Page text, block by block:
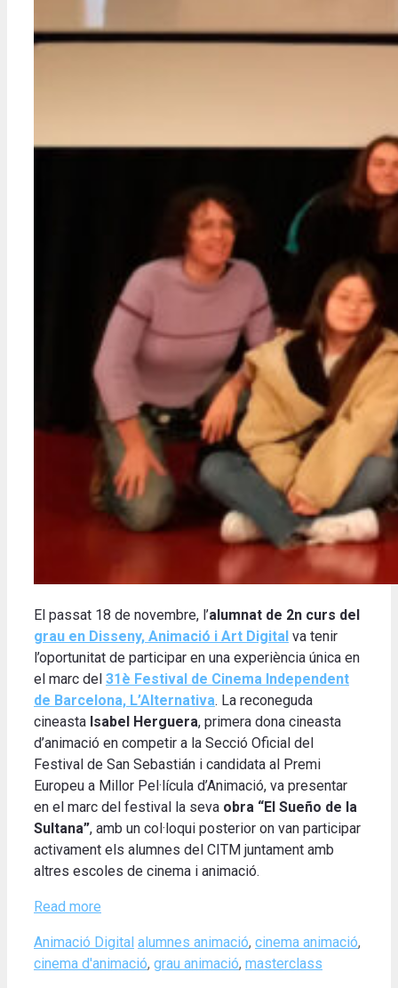
El passat 18 de novembre, l’alumnat de 2n curs del
grau en Disseny, Animació i Art Digital va tenir
l’oportunitat de participar en una experiència única en
el marc del 31è Festival de Cinema Independent
de Barcelona, L’Alternativa. La reconeguda
cineasta Isabel Herguera, primera dona cineasta
d’animació en competir a la Secció Oficial del
Festival de San Sebastián i candidata al Premi
Europeu a Millor Pel·lícula d’Animació, va presentar
en el marc del festival la seva obra “El Sueño de la
Sultana”, amb un col·loqui posterior on van participar
activament els alumnes del CITM juntament amb
altres escoles de cinema i animació.
Read more
Categories
Animació Digital Tags
alumnes animació, cinema animació,
cinema d'animació, grau animació, masterclass